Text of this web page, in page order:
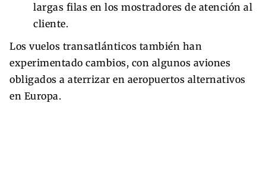
largas filas en los mostradores de atención al
cliente.
Los vuelos transatlánticos también han
experimentado cambios, con algunos aviones
obligados a aterrizar en aeropuertos alternativos
en Europa.